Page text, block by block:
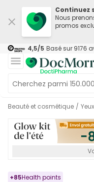
Continuez
Nous
promos
4,5/5 Basé sur 9176
Beauté et cosmétique / Yeux
+85Health points